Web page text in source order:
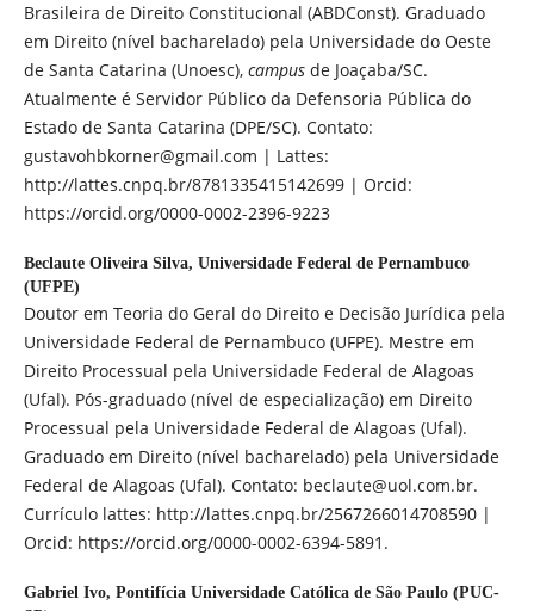
Brasileira de Direito Constitucional (ABDConst). Graduado
em Direito (nível bacharelado) pela Universidade do Oeste
de Santa Catarina (Unoesc), campusde Joaçaba/SC.
Atualmente é Servidor Público da Defensoria Pública do
Estado de Santa Catarina (DPE/SC). Contato:
gustavohbkorner@gmail.com | Lattes:
http://lattes.cnpq.br/8781335415142699 | Orcid:
https://orcid.org/0000-0002-2396-9223
Beclaute Oliveira Silva, Universidade Federal de Pernambuco
(UFPE)
Doutor em Teoria do Geral do Direito e Decisão Jurídica pela
Universidade Federal de Pernambuco (UFPE). Mestre em
Direito Processual pela Universidade Federal de Alagoas
(Ufal). Pós-graduado (nível de especialização) em Direito
Processual pela Universidade Federal de Alagoas (Ufal).
Graduado em Direito (nível bacharelado) pela Universidade
Federal de Alagoas (Ufal). Contato: beclaute@uol.com.br.
Currículo lattes: http://lattes.cnpq.br/2567266014708590 |
Orcid: https://orcid.org/0000-0002-6394-5891.
Gabriel Ivo, Pontifícia Universidade Católica de São Paulo (PUC-